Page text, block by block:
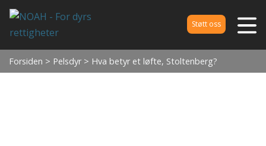
Støtt oss
Forsiden > Pelsdyr > Hva betyr et løfte, Stoltenberg?